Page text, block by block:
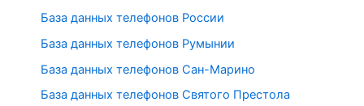
База данных телефонов России
База данных телефонов Румынии
База данных телефонов Сан-Марино
База данных телефонов Святого Престола